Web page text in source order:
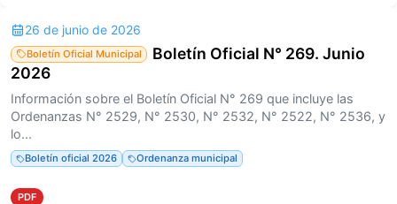
26 de junio de 2026
Boletín Oficial Municipal
Boletín Oficial N° 269. Junio
2026
Información sobre el Boletín Oficial N° 269 que incluye las
Ordenanzas N° 2529, N° 2530, N° 2532, N° 2522, N° 2536, y
lo...
Boletín oficial 2026 Ordenanza municipal
PDF